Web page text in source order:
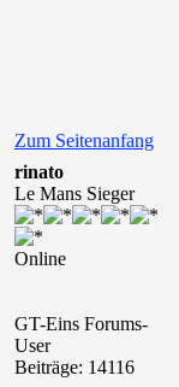
Zum Seitenanfang
rinato
Le Mans Sieger
Online
GT-Eins Forums-
User
Beiträge: 14116